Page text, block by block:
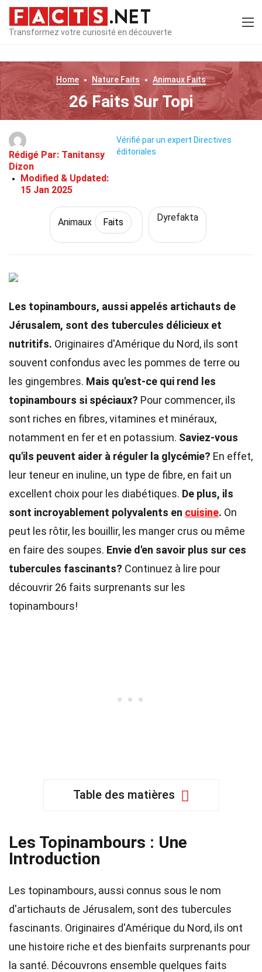
Transformez votre curiosité en découverte
Home Nature Faits Animaux Faits
26 Faits Sur Topi
Rédigé Par: Tanitansy
Dizon
Modified & Updated:
15 Jan 2025
Vérifié par un expert Directives
éditoriales
Animaux Faits Dyrefakta
Les topinambours, aussi appelés artichauts de
Jérusalem, sont des tubercules délicieux et
nutritifs. Originaires d'Amérique du Nord, ils sont
souvent confondus avec les pommes de terre ou
les gingembres. Mais qu'est-ce qui rend les
topinambours si spéciaux? Pour commencer, ils
sont riches en fibres, vitamines et minéraux,
notamment en fer et en potassium. Saviez-vous
qu'ils peuvent aider à réguler la glycémie? En effet,
leur teneur en inuline, un type de fibre, en fait un
excellent choix pour les diabétiques. De plus, ils
sont incroyablement polyvalents en cuisine. On
peut les rôtir, les bouillir, les manger crus ou même
en faire des soupes. Envie d'en savoir plus sur ces
tubercules fascinants? Continuez à lire pour
découvrir 26 faits surprenants sur les
topinambours!
Table des matières
Les Topinambours : Une
Introduction
Les topinambours, aussi connus sous le nom
d'artichauts de Jérusalem, sont des tubercules
fascinants. Originaires d'Amérique du Nord, ils ont
une histoire riche et des bienfaits surprenants pour
la santé. Découvrons ensemble quelques faits